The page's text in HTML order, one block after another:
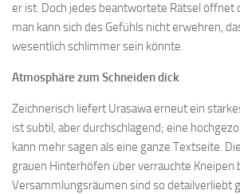
er ist. Doch jedes beantwortete Rätsel öffnet
man kann sich des Gefühls nicht erwehren,
wesentlich schlimmer sein könnte.
Atmosphäre zum Schneiden dick
Zeichnerisch liefert Urasawa erneut ein
ist subtil, aber durchschlagend; eine
kann mehr sagen als eine ganze Textseite.
grauen Hinterhöfen über verrauchte Kneipen
Versammlungsräumen sind so detailverliebt